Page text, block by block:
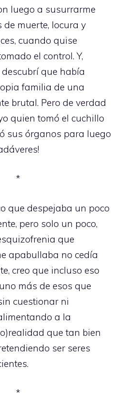
luego a susurrarme
muerte, locura y
cuando quise
el control. Y,
que había
familia de una
brutal. Pero de verdad
quien tomó el cuchillo
sus órganos para luego
*
que despejaba un poco
pero solo un poco,
que
apabullaba no cedía
creo que incluso eso
más de esos que
cuestionar ni
a la
que tan bien
ser seres
*